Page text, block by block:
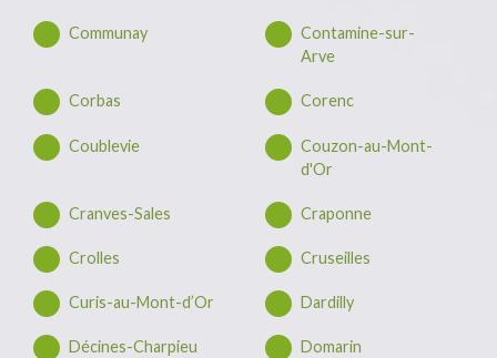
Communay
Contamine-sur-
Arve
Corbas Corenc
Coublevie
Couzon-au-Mont-
d'Or
Cranves-Sales Craponne
Crolles Cruseilles
Curis-au-Mont-d’Or Dardilly
Décines-Charpieu Domarin